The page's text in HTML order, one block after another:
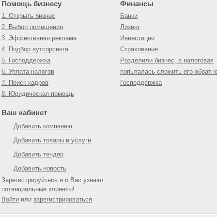
Помощь бизнесу
1. Открыть бизнес
2. Выбор помещения
3. Эффективная реклама
4. Подбор аутсорсинга
5. Господдержка
6. Уплата налогов
7. Поиск кадров
8. Юридическая помощь
Финансы
Банки
Лизинг
Инвестиции
Страхование
Разделили бизнес, а налоговая
попыталась сложить его
Господдержка
Ваш кабинет
Добавить компанию
Добавить товары и услуги
Добавить тендер
Добавить новость
Зарегистрируйтесь и о Вас узнают
потенциальные клиенты!
Войти или зарегистрироваться